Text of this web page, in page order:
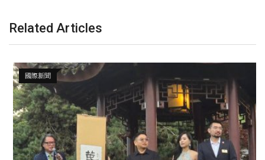
Related Articles
國際新聞